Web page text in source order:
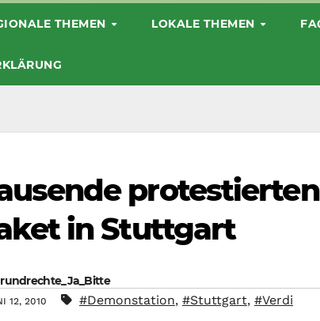
THEMEN LOKALE THEMEN
in Stuttgart
12, 2010 #Demonstation, #Stuttgart, #Verdi